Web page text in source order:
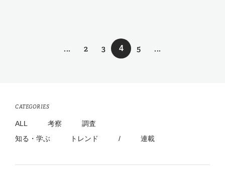
... 2 3 4 5 ...
CATEGORIES
ALL 考察
調査
知る・学ぶ
トレンド / 連載